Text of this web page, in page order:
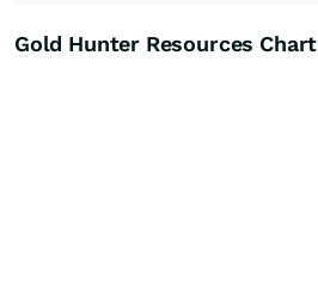
Gold Hunter Resources Chart